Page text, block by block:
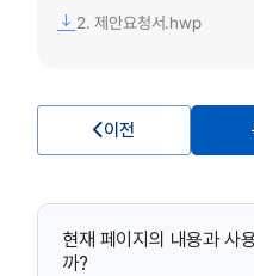
2. 제안요청서.hwp
이전
현재 페이지의 내용과 사
까?